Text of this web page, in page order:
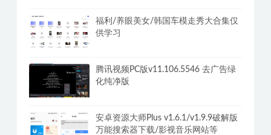
福利/养眼美女/韩国车模走秀大合集仅
供学习
腾讯视频PC版v11.106.5546 去广告绿
化纯净版
安卓资源大师Plus v1.6.1/v1.9.9破解版
万能搜索器下载/影视音乐网站等